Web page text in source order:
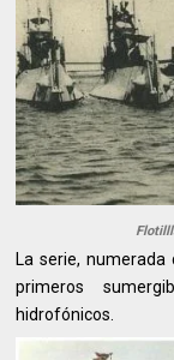
La serie,
primeros
hidrofónicos.